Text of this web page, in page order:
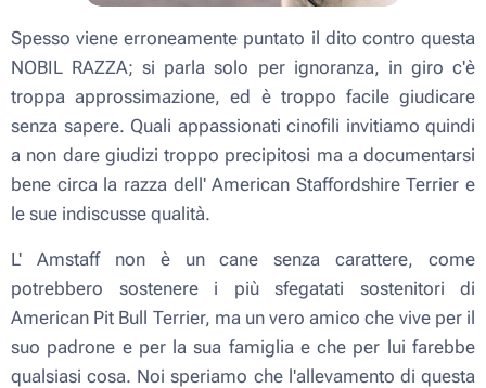
Spesso viene erroneamente puntato il dito contro questa
NOBIL RAZZA; si parla solo per ignoranza, in giro c'è
troppa approssimazione, ed è troppo facile giudicare
senza sapere. Quali appassionati cinofili invitiamo quindi
a non dare giudizi troppo precipitosi ma a documentarsi
bene circa la razza dell' American Staffordshire Terrier e
le sue indiscusse qualità.
L' Amstaff non è un cane senza carattere, come
potrebbero sostenere i più sfegatati sostenitori di
American Pit Bull Terrier, ma un vero amico che vive per il
suo padrone e per la sua famiglia e che per lui farebbe
qualsiasi cosa. Noi speriamo che l'allevamento di questa